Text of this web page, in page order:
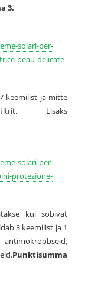
3.
solari-per-
peau-delicate-
keemilist ja mitte
Lisaks
solari-per-
protezione-
kui sobivat
3 keemilist ja 1
Punktisumma